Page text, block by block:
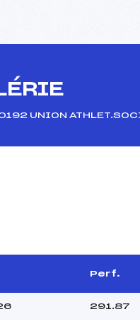
UNION
Perf.
291.87